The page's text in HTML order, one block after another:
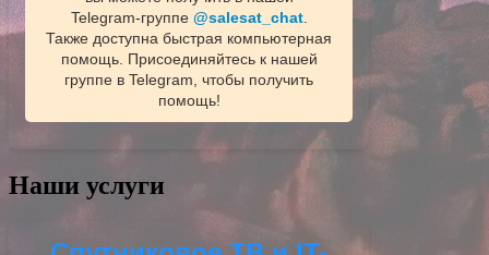
Telegram‑группе @salesat_chat.
Также доступна быстрая компьютерная
помощь. Присоединяйтесь к нашей
группе в Telegram, чтобы получить
помощь!
Наши услуги